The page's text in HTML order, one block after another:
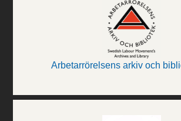
Arbetarrörelsens arkiv och